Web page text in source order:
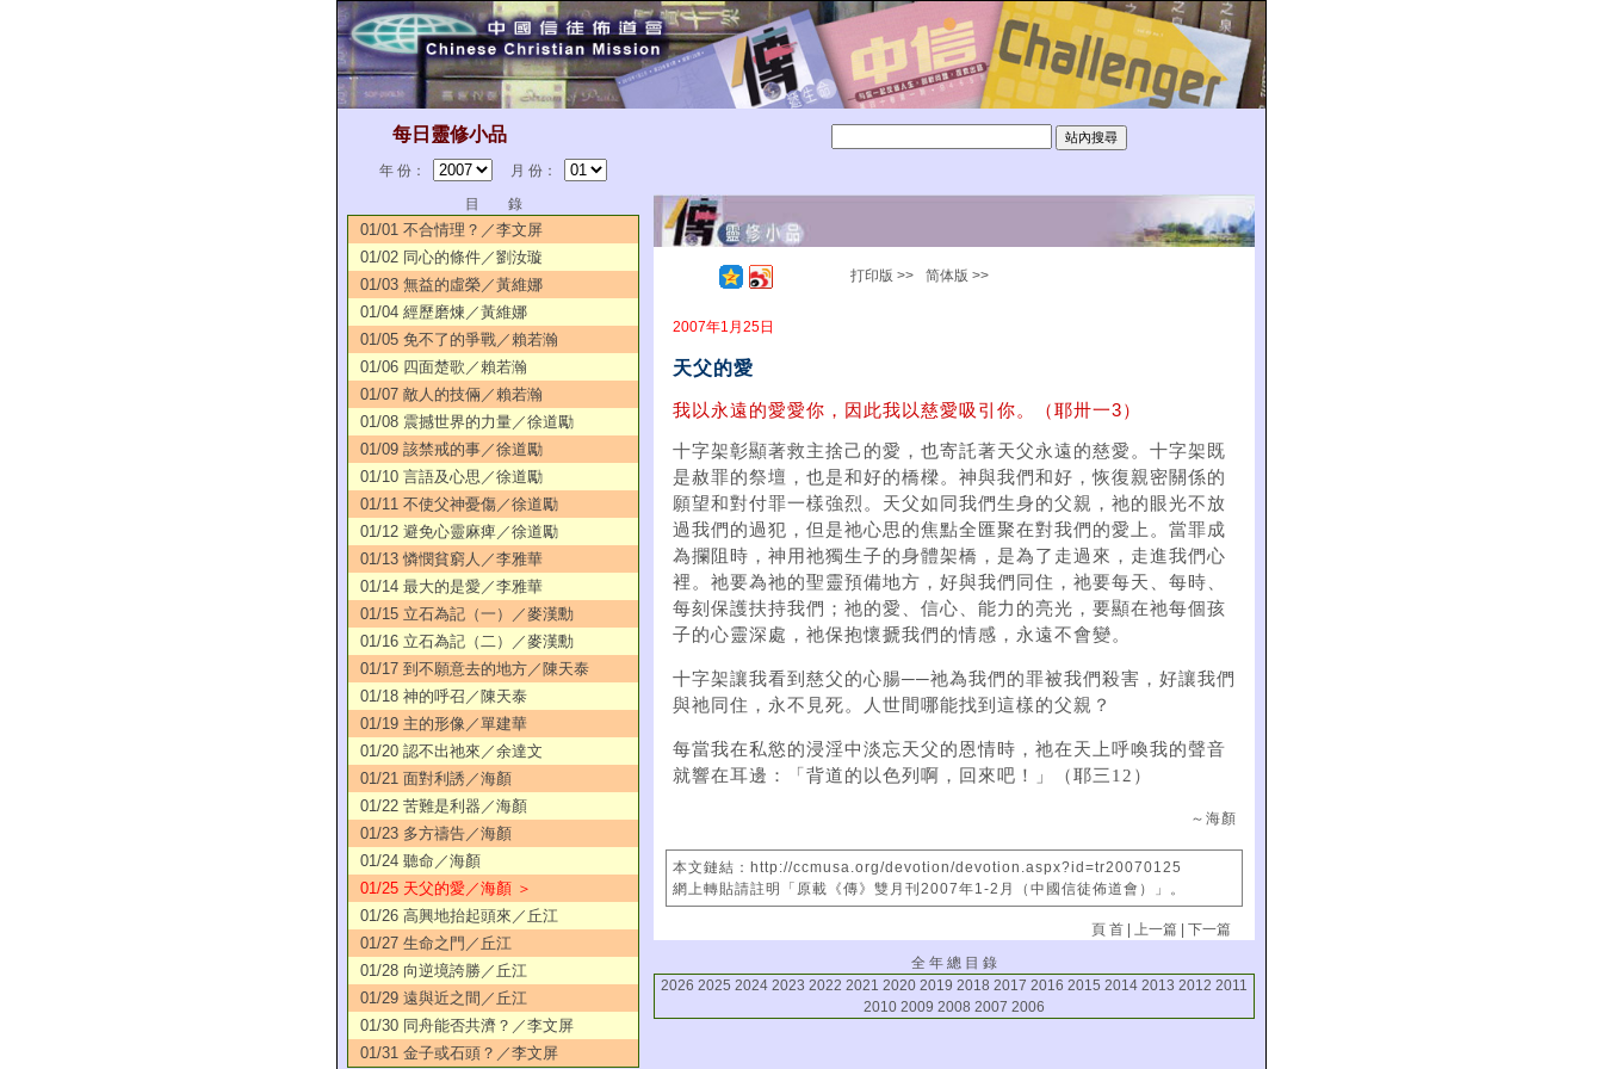
每日靈修小品
年 份：
月 份：
目 錄
01/01 不合情理？／李文屏
01/02 同心的條件／劉汝璇
01/03 無益的虛榮／黃維娜
01/04 經歷磨煉／黃維娜
01/05 免不了的爭戰／賴若瀚
01/06 四面楚歌／賴若瀚
01/07 敵人的技倆／賴若瀚
01/08 震撼世界的力量／徐道勵
01/09 該禁戒的事／徐道勵
01/10 言語及心思／徐道勵
01/11 不使父神憂傷／徐道勵
01/12 避免心靈麻痺／徐道勵
01/13 憐憫貧窮人／李雅華
01/14 最大的是愛／李雅華
01/15 立石為記（一）／麥漢勳
01/16 立石為記（二）／麥漢勳
01/17 到不願意去的地方／陳天泰
01/18 神的呼召／陳天泰
01/19 主的形像／單建華
01/20 認不出祂來／余達文
01/21 面對利誘／海顏
01/22 苦難是利器／海顏
01/23 多方禱告／海顏
01/24 聽命／海顏
01/25 天父的愛／海顏 ＞
01/26 高興地抬起頭來／丘江
01/27 生命之門／丘江
01/28 向逆境誇勝／丘江
01/29 遠與近之間／丘江
01/30 同舟能否共濟？／李文屏
01/31 金子或石頭？／李文屏
打印版 >> 简体版 >>
2007年1月25日
天父的愛
我以永遠的愛愛你，因此我以慈愛吸引你。（耶卅一3）
十字架彰顯著救主捨己的愛，也寄託著天父永遠的慈愛。十字架既
是赦罪的祭壇，也是和好的橋樑。神與我們和好，恢復親密關係的
願望和對付罪一樣強烈。天父如同我們生身的父親，祂的眼光不放
過我們的過犯，但是祂心思的焦點全匯聚在對我們的愛上。當罪成
為攔阻時，神用祂獨生子的身體架橋，是為了走過來，走進我們心
裡。祂要為祂的聖靈預備地方，好與我們同住，祂要每天、每時、
每刻保護扶持我們；祂的愛、信心、能力的亮光，要顯在祂每個孩
子的心靈深處，祂保抱懷搋我們的情感，永遠不會變。
十字架讓我看到慈父的心腸──祂為我們的罪被我們殺害，好讓我們
與祂同住，永不見死。人世間哪能找到這樣的父親？
每當我在私慾的浸淫中淡忘天父的恩情時，祂在天上呼喚我的聲音
就響在耳邊：「背道的以色列啊，回來吧！」（耶三12）
～海顏
本文鏈結：http://ccmusa.org/devotion/devotion.aspx?id=tr20070125
網上轉貼請註明「原載《傳》雙月刊2007年1-2月（中國信徒佈道會）」。
頁 首 |上一篇 |下一篇
全 年 總 目 錄
2026 2025 2024 2023 2022 2021 2020 2019 2018 2017 2016 2015 2014 2013 2012 2011
2010 2009 2008 2007 2006